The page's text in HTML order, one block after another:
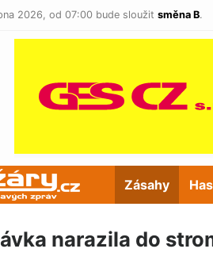
2026, od 07:00 bude sloužit směna B.
Zásahy
narazila do